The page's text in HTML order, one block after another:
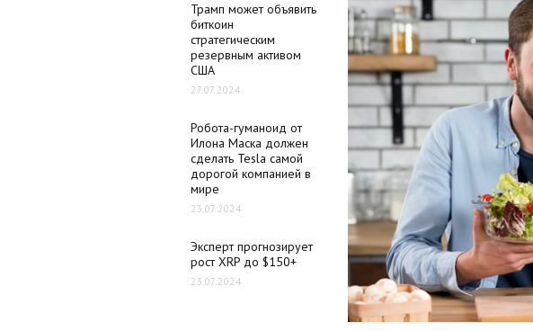
Трамп может объявить
биткоин
стратегическим
резервным активом
США
27.07.2024
Робота-гуманоид от
Илона Маска должен
сделать Tesla самой
дорогой компанией в
мире
23.07.2024
Эксперт прогнозирует
рост XRP до $150+
23.07.2024